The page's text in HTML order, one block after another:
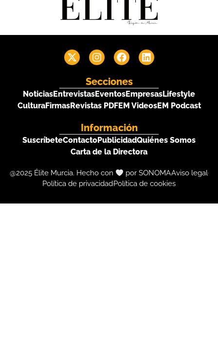
Secciones
NoticiasEntrevistasEventosEmpresasLifestyle
CulturaFirmasRevistas PDFEM VideosEM Podcast
Información
SuscríbeteContactoPublicidadQuiénes Somos
Carta de la Directora
@2025 Élite Murcia. Hecho con por SONOMAAviso legal
Política de privacidadPolítica de cookies